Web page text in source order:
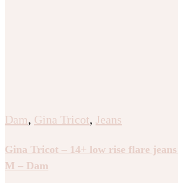
Dam, Gina Tricot, Jeans
Gina Tricot – 14+ low rise flare
M – Dam